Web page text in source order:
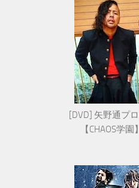
[DVD] 矢野通プ
【CHAOS学